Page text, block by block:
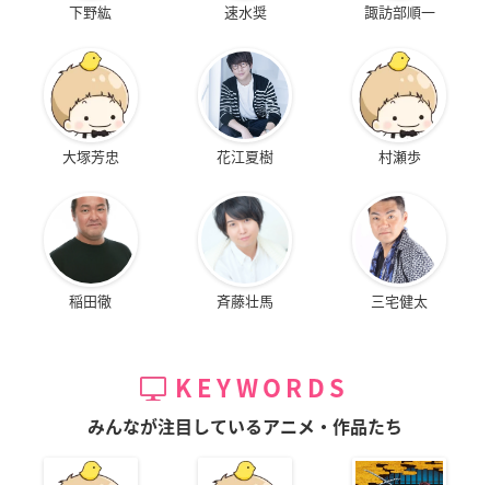
下野紘 速水奨 諏訪部順一
大塚芳忠 花江夏樹 村瀬歩
稲田徹 斉藤壮馬 三宅健太
KEYWORDS
みんなが注目しているアニメ・作品たち